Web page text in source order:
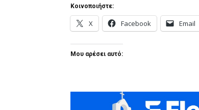
Κοινοποιήστε:
X Facebook Email
Μου αρέσει αυτό: